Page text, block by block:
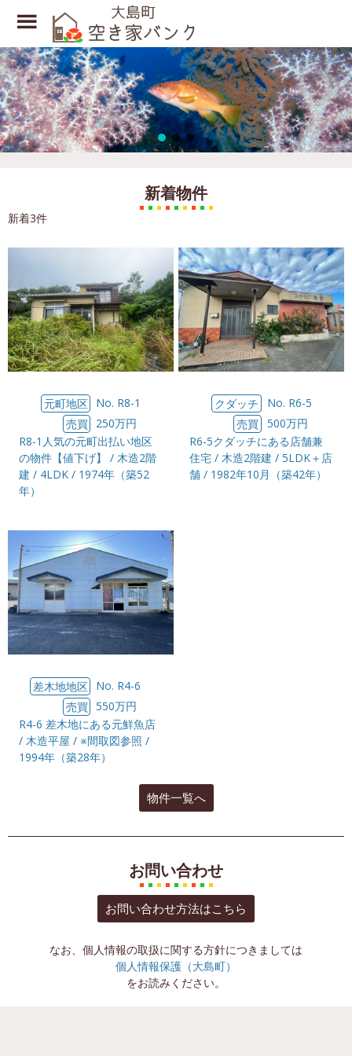
Skip
to
main
content
Toggle
Menu
新着物件
新着3件
元町地区
No. R8-1
売買
250万円
R8-1人気の元町出払い地区
の物件【値下げ】 / 木造2階
建 / 4LDK / 1974年（築52
年）
クダッチ
No. R6-5
売買
500万円
R6-5クダッチにある店舗兼
住宅 / 木造2階建 / 5LDK＋店
舗 / 1982年10月（築42年）
差木地地区
No. R4-6
売買 550万円
R4-6 差木地にある元鮮魚店
/ 木造平屋 / ※間取図参照 /
1994年（築28年）
物件一覧へ
お問い合わせ
お問い合わせ方法はこちら
なお、個人情報の取扱に関する方針につきましては
個人情報保護（大島町）
をお読みください。